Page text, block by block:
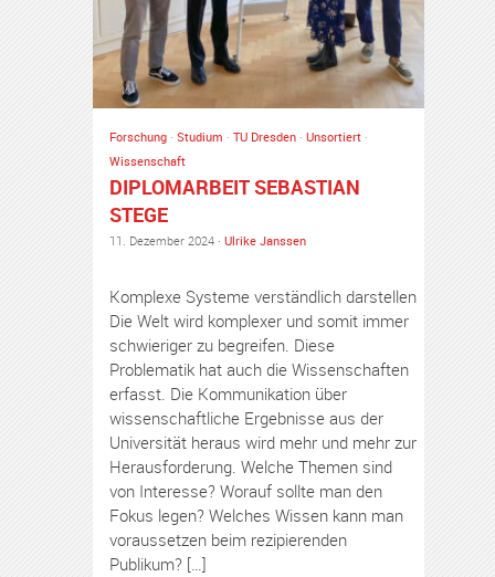
Forschung · Studium · TU Dresden · Unsortiert ·
Wissenschaft
DIPLOMARBEIT SEBASTIAN
STEGE
11. Dezember 2024 · Ulrike Janssen
Komplexe Systeme verständlich darstellen
Die Welt wird komplexer und somit immer
schwieriger zu begreifen. Diese
Problematik hat auch die Wissenschaften
erfasst. Die Kommunikation über
wissenschaftliche Ergebnisse aus der
Universität heraus wird mehr und mehr zur
Herausforderung. Welche Themen sind
von Interesse? Worauf sollte man den
Fokus legen? Welches Wissen kann man
voraussetzen beim rezipierenden
Publikum? […]